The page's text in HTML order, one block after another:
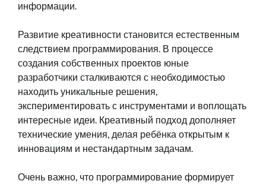
информации.
Развитие креативности становится естественным
следствием программирования. В процессе
создания собственных проектов юные
разработчики сталкиваются с необходимостью
находить уникальные решения,
экспериментировать с инструментами и воплощать
интересные идеи. Креативный подход дополняет
технические умения, делая ребёнка открытым к
инновациям и нестандартным задачам.
Очень важно, что программирование формирует